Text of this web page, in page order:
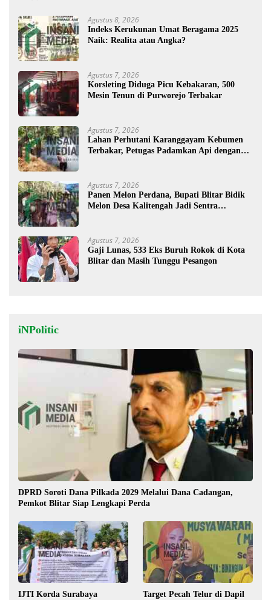
Agustus 8, 2026
Indeks Kerukunan Umat Beragama 2025
Naik: Realita atau Angka?
Agustus 7, 2026
Korsleting Diduga Picu Kebakaran, 500
Mesin Tenun di Purworejo Terbakar
Agustus 7, 2026
Lahan Perhutani Karanggayam Kebumen
Terbakar, Petugas Padamkan Api dengan
Agustus 7, 2026
Panen Melon Perdana, Bupati Blitar Bidik
Melon Desa Kalitengah Jadi Sentra
Agustus 7, 2026
Gaji Lunas, 533 Eks Buruh Rokok di Kota
Blitar dan Masih Tunggu Pesangon
iNPolitic
DPRD Soroti Dana Pilkada 2029 Melalui Dana Cadangan,
Pemkot Blitar Siap Lengkapi Perda
IJTI Korda Surabaya
Target Pecah Telur di Dapil